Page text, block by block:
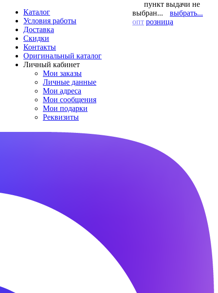
Каталог
Условия работы
Доставка
Скидки
Контакты
Оригинальный каталог
Личный кабинет
Мои заказы
Личные данные
Мои адреса
Мои сообщения
Мои подарки
Реквизиты
пункт выдачи не
выбран...
выбрать...
опт розница